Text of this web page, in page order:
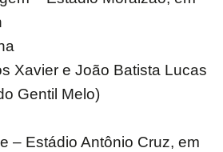
Xavier e João Batista Lucas
Gentil Melo)
– Estádio Antônio Cruz, em